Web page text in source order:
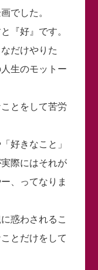
でした。
『好』です。
だけやりた
生のモットー
とをして苦労
好きなこと」
際にはそれが
、ってなりま
惑わされるこ
とだけをして